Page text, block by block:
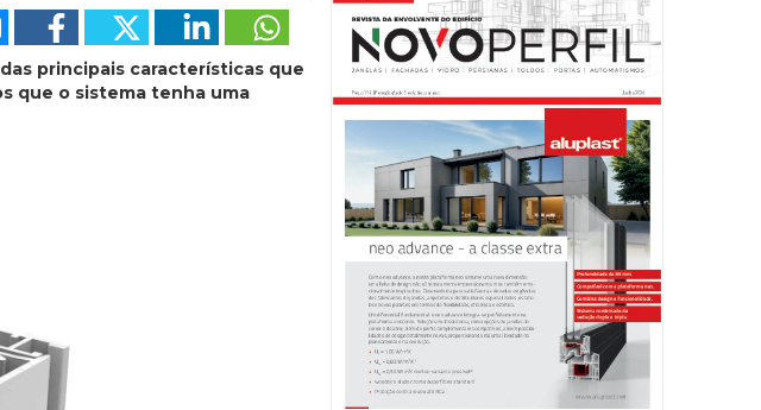
principais características que
que o sistema tenha uma